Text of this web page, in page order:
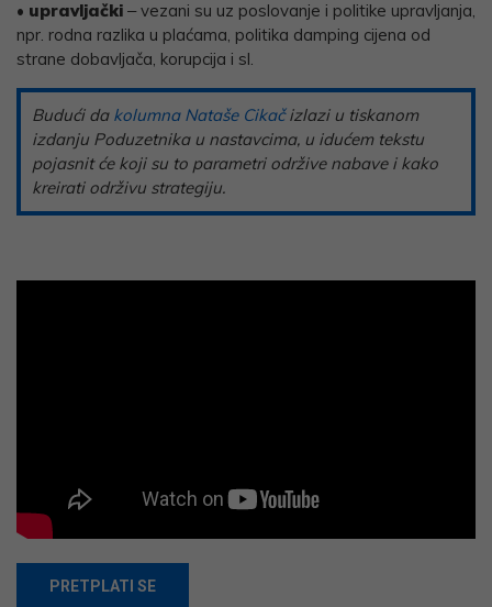
• upravljački ‒ vezani su uz poslovanje i politike upravljanja,
npr. rodna razlika u plaćama, politika damping cijena od
strane dobavljača, korupcija i sl.
Budući da kolumna Nataše Cikačizlazi u tiskanom
izdanju Poduzetnika u nastavcima, u idućem tekstu
pojasnit će koji su to parametri održive nabave i kako
kreirati održivu strategiju.
PRETPLATI SE